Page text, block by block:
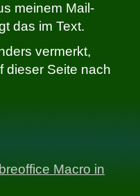
meinem Mail-
das im Text.
vermerkt,
dieser Seite nach
Macro in